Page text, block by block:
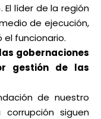
líder de la región
de ejecución,
funcionario.
gobernaciones
gestión de las
de nuestro
siguen